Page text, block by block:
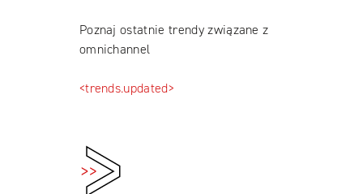
Poznaj ostatnie trendy związane z
omnichannel
<trends.updated>